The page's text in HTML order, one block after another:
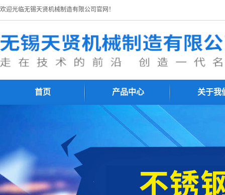
欢迎光临无锡天贤机械制造有限公司官网！
首页 产品中心 关于我